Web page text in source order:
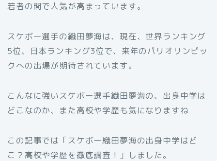
若者の間で人気が高まっています。
スケボー選手の織田夢海は、現在、世界ランキング
5位、日本ランキング3位で、来年のパリオリンピッ
クへの出場が期待されています。
こんなに強いスケボー選手織田夢海の、出身中学は
どこなのか、また高校や学歴も気になりますね
この記事では「スケボー織田夢海の出身中学はど
こ？高校や学歴を徹底調査！」しました。